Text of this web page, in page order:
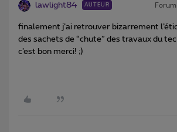
lawlight84 AUTEUR
finalement j’ai retrouver bizarrement
des sachets de “chute” des travaux du
c’est bon merci! ;)